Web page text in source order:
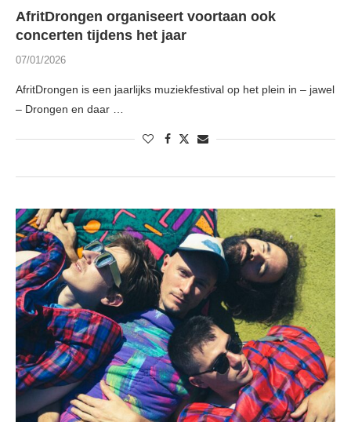
AfritDrongen organiseert voortaan ook
concerten tijdens het jaar
07/01/2026
AfritDrongen is een jaarlijks muziekfestival op het plein in – jawel
– Drongen en daar …